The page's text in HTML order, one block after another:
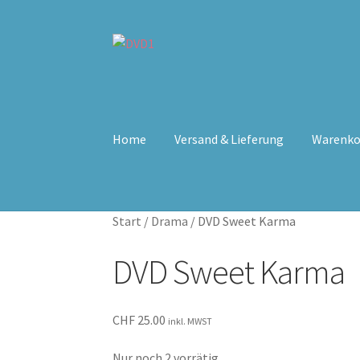
Zur
Zum
Home Versand & Lieferung
Start / Drama / DVD Sweet Karma
DVD Sweet Karma
CHF 25.00 inkl. MWST